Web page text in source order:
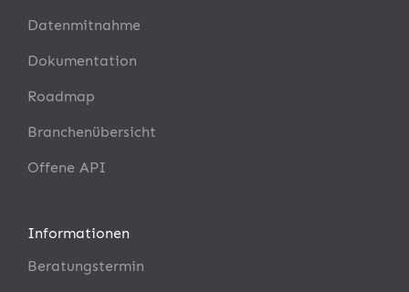
Datenmitnahme
Dokumentation
Roadmap
Branchenübersicht
Offene API
Informationen
Beratungstermin